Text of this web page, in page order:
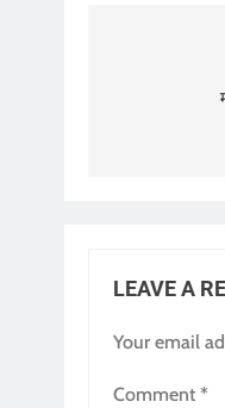
LEAVE A
Your email
Comment *